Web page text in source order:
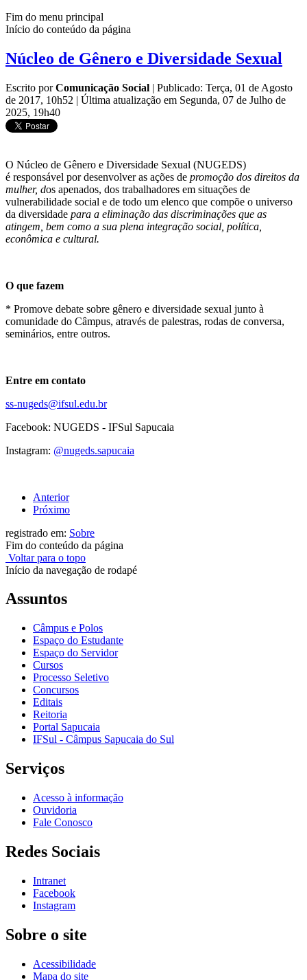
Fim do menu principal
Início do conteúdo da página
Núcleo de Gênero e Diversidade Sexual
Escrito porComunicação Social | Publicado: Terça, 01 de Agosto
de 2017, 10h52 | Última atualização em Segunda, 07 de Julho de
2025, 19h40
O Núcleo de Gênero e Diversidade Sexual (NUGEDS)
é responsável por desenvolver as ações de promoção dos direitos da
mulher, dos apenados, dos trabalhadores em situações de
vulnerabilidade social e de todo um elenco que compõe o universo
da diversidade para a eliminação das discriminações que as
atingem, bem como a sua plena integração social, política,
econômica e cultural.
O que fazem
* Promove debate sobre gênero e diversidade sexual junto à
comunidade do Câmpus, através de palestras, rodas de conversa,
seminários, entre outros.
Entre em contato
ss-nugeds@ifsul.edu.br
Facebook: NUGEDS - IFSul Sapucaia
Instagram: @nugeds.sapucaia
Anterior
Próximo
registrado em: Sobre
Fim do conteúdo da página
Voltar para o topo
Início da navegação de rodapé
Assuntos
Câmpus e Polos
Espaço do Estudante
Espaço do Servidor
Cursos
Processo Seletivo
Concursos
Editais
Reitoria
Portal Sapucaia
IFSul - Câmpus Sapucaia do Sul
Serviços
Acesso à informação
Ouvidoria
Fale Conosco
Redes Sociais
Intranet
Facebook
Instagram
Sobre o site
Acessibilidade
Mapa do site